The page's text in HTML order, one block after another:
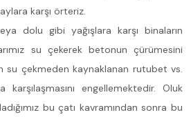
karşı örteriz.
dolu gibi yağışlara karşı binaların
su çekerek betonun çürümesini
su çekmeden kaynaklanan rutubet vs.
engellemektedir. Oluk
bu çatı kavramından sonra bu